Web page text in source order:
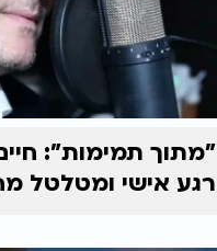
"מתוך תמימות":
רגע אישי ומטלטל